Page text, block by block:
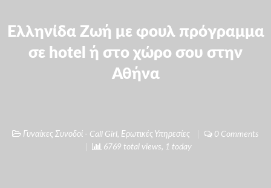
Ελληνίδα Ζωή με φουλ πρόγραμμα
σε hotel ή στο χώρο σου στην
Αθήνα
Γυναίκες Συνοδοί - Call Girl, Ερωτικές Υπηρεσίες
0 Comments
6769 total views, 1 today